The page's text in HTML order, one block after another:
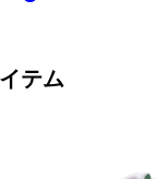
テム